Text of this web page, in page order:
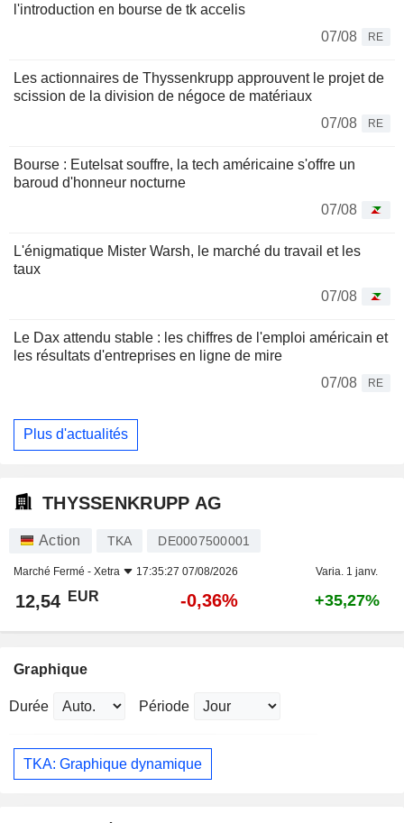
l'introduction en bourse de tk accelis
07/08
RE
Les actionnaires de Thyssenkrupp approuvent le projet de
scission de la division de négoce de matériaux
07/08
RE
Bourse : Eutelsat souffre, la tech américaine s'offre un
baroud d'honneur nocturne
07/08
L'énigmatique Mister Warsh, le marché du travail et les
taux
07/08
Le Dax attendu stable : les chiffres de l'emploi américain et
les résultats d'entreprises en ligne de mire
07/08
RE
Plus d'actualités
THYSSENKRUPP AG
Action TKA DE0007500001
Marché Fermé - Xetra 17:35:27 07/08/2026 Varia. 1 janv.
12,54 EUR -0,36% +35,27%
Graphique
Durée Période
TKA: Graphique dynamique